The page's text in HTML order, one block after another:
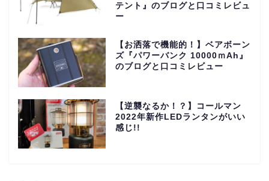
テント』のブログと口コミレビュ
ー
【お洒落で機能的！】ベアボーン
ズ『パワーバンク 10000ｍAh』
のブログと口コミレビュー
【逆襲なるか！？】コールマン
2022年新作LEDランタンがいい
感じ!!